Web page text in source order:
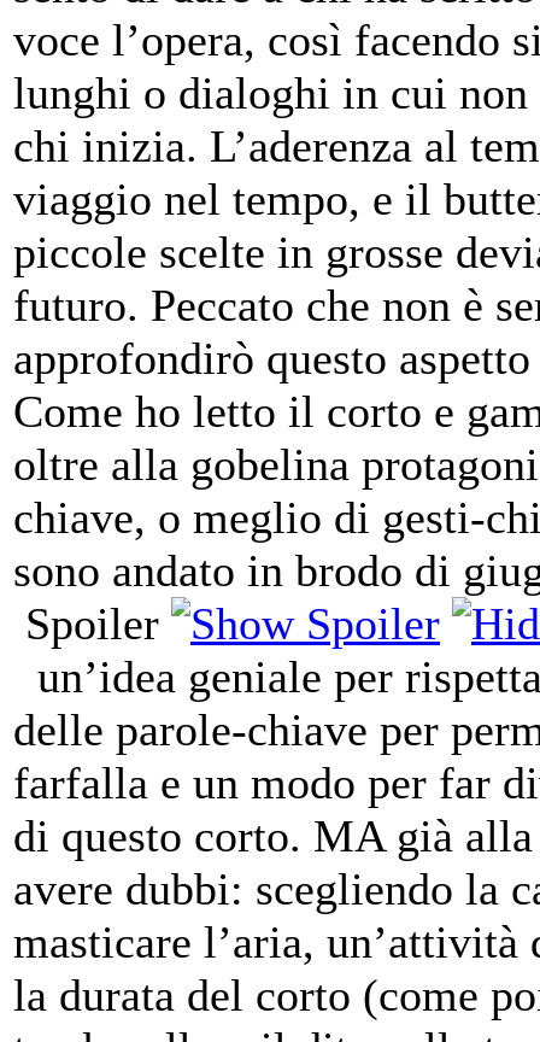
voce l’opera, così facendo
lunghi o dialoghi in cui
chi inizia. L’aderenza al
viaggio nel tempo, e il
piccole scelte in grosse
futuro. Peccato che non è
approfondirò questo
Come ho letto il corto e
oltre alla gobelina
chiave, o meglio di gesti-
sono andato in brodo di
Spoiler
un’idea geniale per
delle parole-chiave per
farfalla e un modo per far
di questo corto. MA già
avere dubbi: scegliendo la
masticare l’aria, un’attività
la durata del corto (come